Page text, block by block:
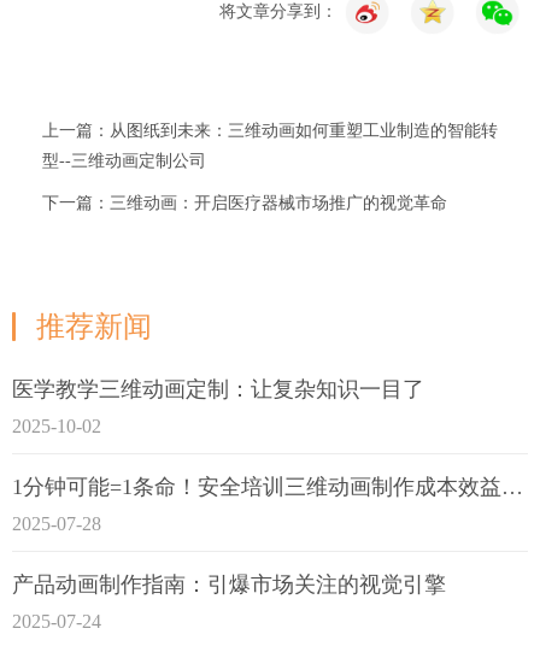
将文章分享到：
上一篇：从图纸到未来：三维动画如何重塑工业制造的智能转
型--三维动画定制公司
下一篇：三维动画：开启医疗器械市场推广的视觉革命
推荐新闻
医学教学三维动画定制：让复杂知识一目了
2025-10-02
1分钟可能=1条命！安全培训三维动画制作成本效益深度拆解
2025-07-28
产品动画制作指南：引爆市场关注的视觉引擎
2025-07-24